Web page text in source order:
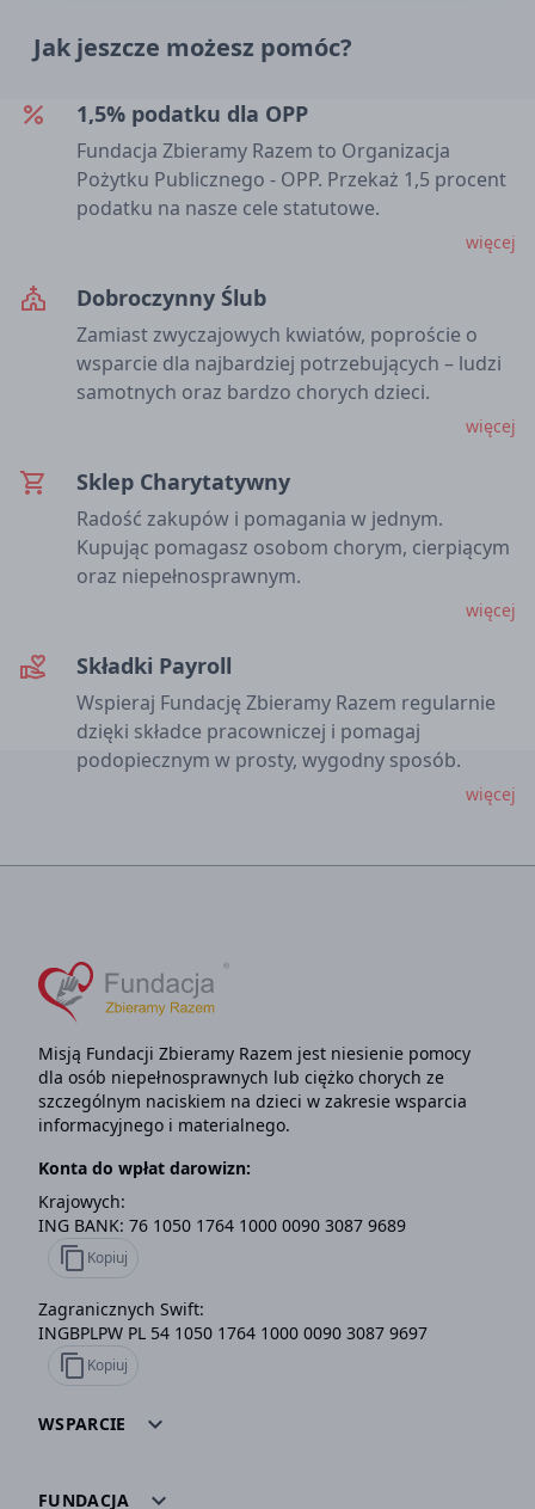
Jak jeszcze możesz pomóc?
percent 1,5% podatku dla OPP
Fundacja Zbieramy Razem to Organizacja
Pożytku Publicznego - OPP. Przekaż 1,5 procent
podatku na nasze cele statutowe.
więcej
church Dobroczynny Ślub
Zamiast zwyczajowych kwiatów, poproście o
wsparcie dla najbardziej potrzebujących – ludzi
samotnych oraz bardzo chorych dzieci.
więcej
shopping_cart Sklep Charytatywny
Radość zakupów i pomagania w jednym.
Kupując pomagasz osobom chorym, cierpiącym
oraz niepełnosprawnym.
więcej
volunteer_activism Składki Payroll
Wspieraj Fundację Zbieramy Razem regularnie
dzięki składce pracowniczej i pomagaj
podopiecznym w prosty, wygodny sposób.
więcej
Misją Fundacji Zbieramy Razem jest niesienie pomocy
dla osób niepełnosprawnych lub ciężko chorych ze
szczególnym naciskiem na dzieci w zakresie wsparcia
informacyjnego i materialnego.
Konta do wpłat darowizn:
Krajowych:
ING BANK: 76 1050 1764 1000 0090 3087 9689
content_copy Kopiuj
Zagranicznych Swift:
INGBPLPW PL 54 1050 1764 1000 0090 3087 9697
content_copy Kopiuj
WSPARCIE expand_more
FUNDACJA expand_more